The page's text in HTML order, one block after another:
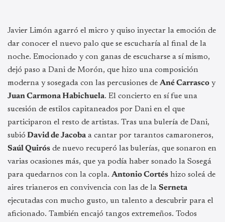
Javier Limón agarró el micro y quiso inyectar la emoción de
dar conocer el nuevo palo que se escucharía al final de la
noche. Emocionado y con ganas de escucharse a sí mismo,
dejó paso a Dani de Morón, que hizo una composición
moderna y sosegada con las percusiones de Ané Carrasco y
Juan Carmona Habichuela. El concierto en sí fue una
sucesión de estilos capitaneados por Dani en el que
participaron el resto de artistas. Tras una bulería de Dani,
subió David de Jacoba a cantar por tarantos camaroneros,
Saúl Quirós de nuevo recuperó las bulerías, que sonaron en
varias ocasiones más, que ya podía haber sonado la Sosegá
para quedarnos con la copla. Antonio Cortés hizo soleá de
aires trianeros en convivencia con las de la Serneta
ejecutadas con mucho gusto, un talento a descubrir para el
aficionado. También encajó tangos extremeños. Todos